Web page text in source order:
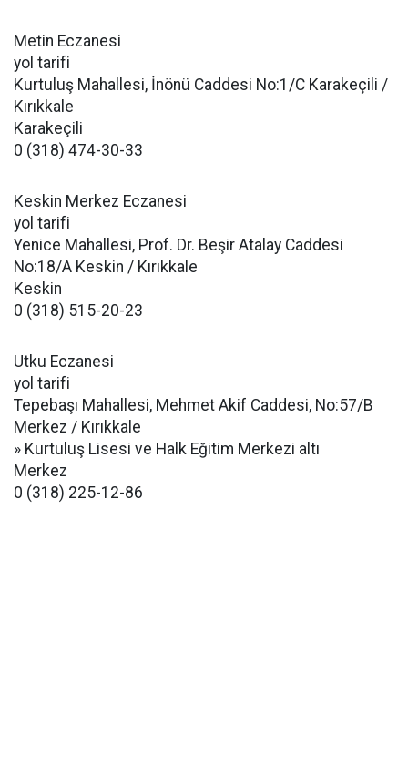
Metin Eczanesi
yol tarifi
Kurtuluş Mahallesi, İnönü Caddesi No:1/C Karakeçili /
Kırıkkale
Karakeçili
0 (318) 474-30-33
Keskin Merkez Eczanesi
yol tarifi
Yenice Mahallesi, Prof. Dr. Beşir Atalay Caddesi
No:18/A Keskin / Kırıkkale
Keskin
0 (318) 515-20-23
Utku Eczanesi
yol tarifi
Tepebaşı Mahallesi, Mehmet Akif Caddesi, No:57/B
Merkez / Kırıkkale
» Kurtuluş Lisesi ve Halk Eğitim Merkezi altı
Merkez
0 (318) 225-12-86